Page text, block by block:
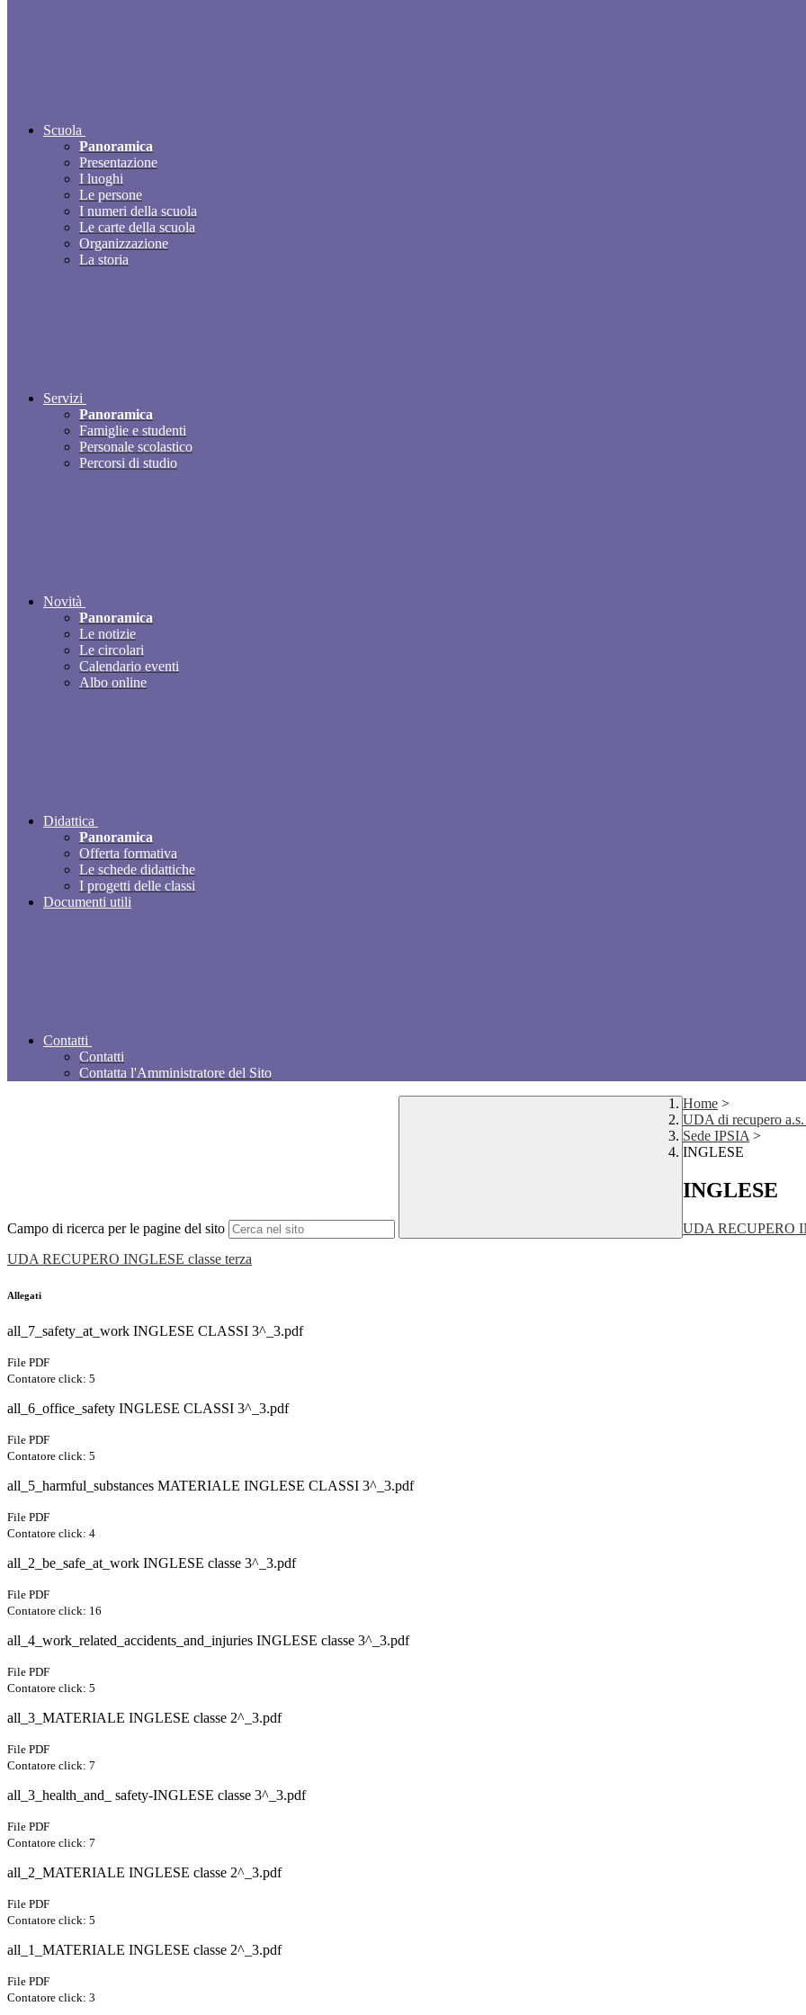
Scuola
Panoramica
Presentazione
I luoghi
Le persone
I numeri della scuola
Le carte della scuola
Organizzazione
La storia
Servizi
Panoramica
Famiglie e studenti
Personale scolastico
Percorsi di studio
Novità
Panoramica
Le notizie
Le circolari
Calendario eventi
Albo online
Didattica
Panoramica
Offerta formativa
Le schede didattiche
I progetti delle classi
Documenti utili
Contatti
Contatti
Contatta l'Amministratore del Sito
Campo di ricerca per le pagine del sito
Home >
UDA di recupero
Sede IPSIA >
INGLESE
INGLESE
UDA RECUPERO
UDA RECUPERO INGLESE classe terza
Allegati
all_7_safety_at_work INGLESE CLASSI 3^_3.pdf
File PDF
Contatore click: 5
all_6_office_safety INGLESE CLASSI 3^_3.pdf
File PDF
Contatore click: 5
all_5_harmful_substances MATERIALE INGLESE CLASSI 3^_3.pdf
File PDF
Contatore click: 4
all_2_be_safe_at_work INGLESE classe 3^_3.pdf
File PDF
Contatore click: 16
all_4_work_related_accidents_and_injuries INGLESE classe 3^_3.pdf
File PDF
Contatore click: 5
all_3_MATERIALE INGLESE classe 2^_3.pdf
File PDF
Contatore click: 7
all_3_health_and_ safety-INGLESE classe 3^_3.pdf
File PDF
Contatore click: 7
all_2_MATERIALE INGLESE classe 2^_3.pdf
File PDF
Contatore click: 5
all_1_MATERIALE INGLESE classe 2^_3.pdf
File PDF
Contatore click: 3